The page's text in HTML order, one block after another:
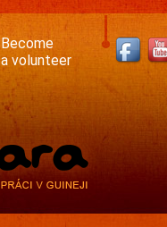
Become
a volunteer